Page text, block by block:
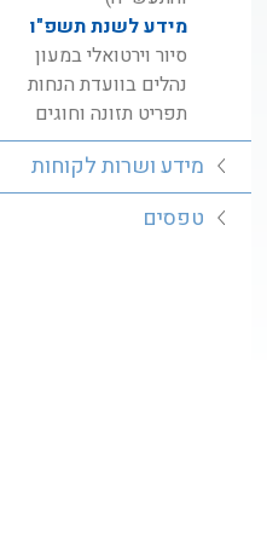
מידע לשנת תשפ"ו
סיור וירטואלי במעון
נהלים בוועדת הנחות
תפריט תזונה וחוגים
מידע ושרות לקוחות
טפסים